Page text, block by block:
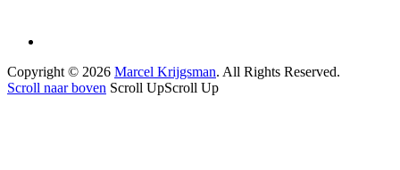
Copyright © 2026 Marcel Krijgsman. All Rights Reserved.
Scroll naar boven Scroll UpScroll Up